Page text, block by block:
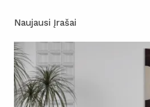
Naujausi Įrašai